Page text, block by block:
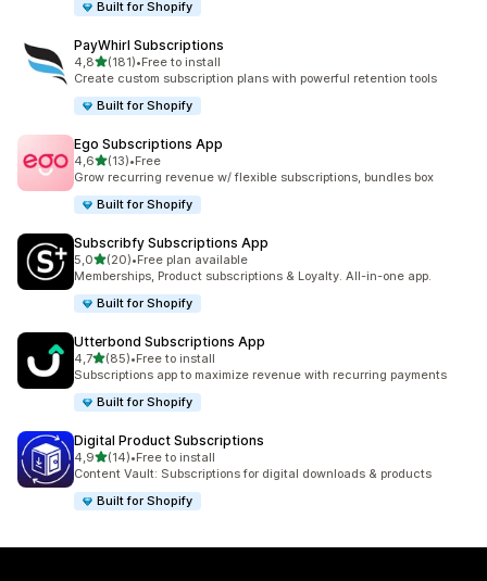
Built for Shopify
PayWhirl Subscriptions
4,8av 5 stjerner
(181)
Totalt 181 omtaler
•Free to install
Create custom subscription plans with powerful retention tools
Built for Shopify
Ego Subscriptions App
4,6av 5 stjerner
(13)
Totalt 13 omtaler
•Free
Grow recurring revenue w/ flexible subscriptions, bundles box
Built for Shopify
Subscribfy Subscriptions App
5,0av 5 stjerner
(20)
Totalt 20 omtaler
•Free plan available
Memberships, Product subscriptions & Loyalty. All-in-one app.
Built for Shopify
Utterbond Subscriptions App
4,7av 5 stjerner
(85)
Totalt 85 omtaler
•Free to install
Subscriptions app to maximize revenue with recurring payments
Built for Shopify
Digital Product Subscriptions
4,9av 5 stjerner
(14)
Totalt 14 omtaler
•Free to install
Content Vault: Subscriptions for digital downloads & products
Built for Shopify